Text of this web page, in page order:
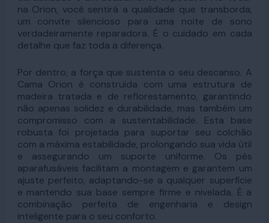
na Orion, você sentirá a qualidade que transborda,
um convite silencioso para uma noite de sono
verdadeiramente reparadora. É o cuidado em cada
detalhe que faz toda a diferença.
Por dentro, a força que sustenta o seu descanso. A
Cama Orion é construída com uma estrutura de
madeira tratada e de reflorestamento, garantindo
não apenas solidez e durabilidade, mas também um
compromisso com a sustentabilidade. Esta base
robusta foi projetada para suportar seu colchão
com a máxima estabilidade, prolongando sua vida útil
e assegurando um suporte uniforme. Os pés
aparafusáveis facilitam a montagem e garantem um
ajuste perfeito, adaptando-se a qualquer superfície
e mantendo sua base sempre firme e nivelada. É a
combinação perfeita de engenharia e design
inteligente para o seu conforto.